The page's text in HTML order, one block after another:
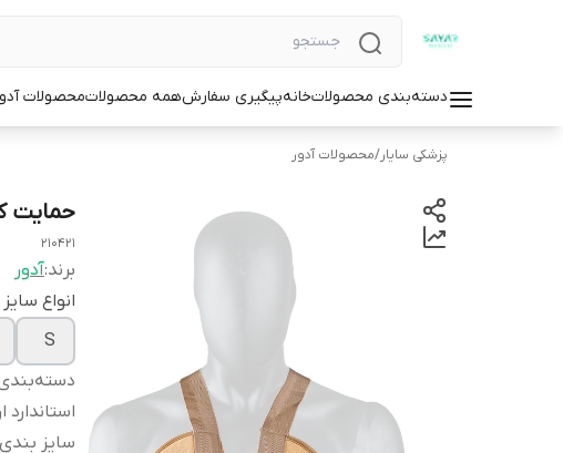
دسته‌بندی محصولاتخانهپیگیری سفارشهمه محصولاتمحصولات
پزشکی سایار/محصولات آدور
حمایت
210421
برند:آدور
انواع سایز
S
استاندارد
سایز بندی